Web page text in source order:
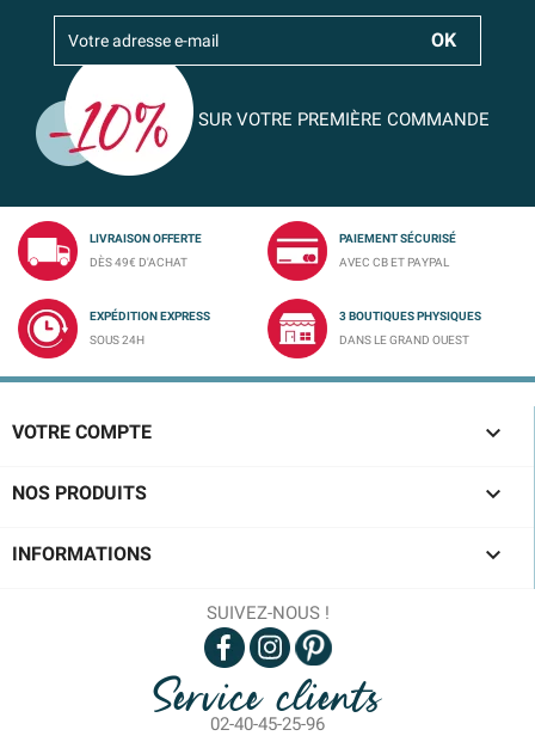
SUR VOTRE PREMIÈRE COMMANDE
LIVRAISON OFFERTE
DÈS 49€ D'ACHAT
PAIEMENT SÉCURISÉ
AVEC CB ET PAYPAL
EXPÉDITION EXPRESS
SOUS 24H
3 BOUTIQUES PHYSIQUES
DANS LE GRAND OUEST
VOTRE COMPTE 
NOS PRODUITS 
INFORMATIONS 
SUIVEZ-NOUS !
Service clients
02-40-45-25-96